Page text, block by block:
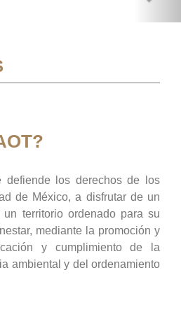
defiende los derechos de los
de México, a disfrutar de un
territorio ordenado para su
mediante la promoción y
y cumplimiento de la
ambiental y del ordenamiento